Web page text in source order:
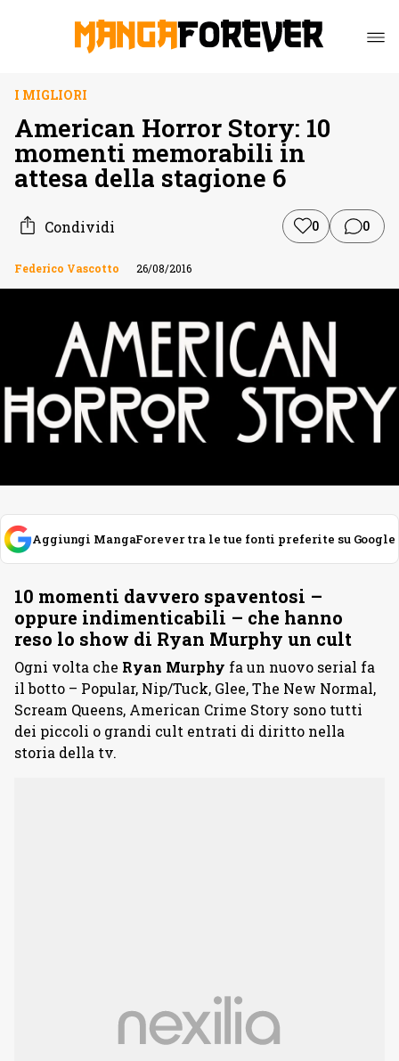
I MIGLIORI
American Horror Story: 10
momenti memorabili in
attesa della stagione 6
Condividi 0 0
Federico Vascotto 26/08/2016
Aggiungi MangaForever tra le tue fonti preferite su Google
10 momenti davvero spaventosi –
oppure indimenticabili – che hanno
reso lo show di Ryan Murphy un cult
Ogni volta che Ryan Murphy fa un nuovo serial fa
il botto – Popular, Nip/Tuck, Glee, The New Normal,
Scream Queens, American Crime Story sono tutti
dei piccoli o grandi cult entrati di diritto nella
storia della tv.